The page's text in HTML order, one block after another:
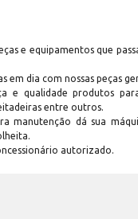
e equipamentos que
em dia com nossas peças
e qualidade produtos
entre outros.
manutenção dá sua
autorizado.